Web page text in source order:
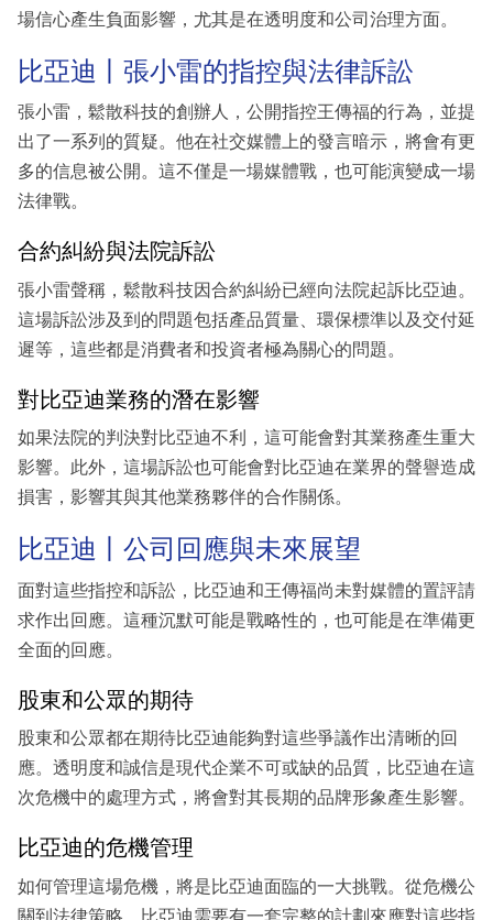
場信心產生負面影響，尤其是在透明度和公司治理方面。
比亞迪丨張小雷的指控與法律訴訟
張小雷，鬆散科技的創辦人，公開指控王傳福的行為，並提
出了一系列的質疑。他在社交媒體上的發言暗示，將會有更
多的信息被公開。這不僅是一場媒體戰，也可能演變成一場
法律戰。
合約糾紛與法院訴訟
張小雷聲稱，鬆散科技因合約糾紛已經向法院起訴比亞迪。
這場訴訟涉及到的問題包括產品質量、環保標準以及交付延
遲等，這些都是消費者和投資者極為關心的問題。
對比亞迪業務的潛在影響
如果法院的判決對比亞迪不利，這可能會對其業務產生重大
影響。此外，這場訴訟也可能會對比亞迪在業界的聲譽造成
損害，影響其與其他業務夥伴的合作關係。
比亞迪丨公司回應與未來展望
面對這些指控和訴訟，比亞迪和王傳福尚未對媒體的置評請
求作出回應。這種沉默可能是戰略性的，也可能是在準備更
全面的回應。
股東和公眾的期待
股東和公眾都在期待比亞迪能夠對這些爭議作出清晰的回
應。透明度和誠信是現代企業不可或缺的品質，比亞迪在這
次危機中的處理方式，將會對其長期的品牌形象產生影響。
比亞迪的危機管理
如何管理這場危機，將是比亞迪面臨的一大挑戰。從危機公
關到法律策略，比亞迪需要有一套完整的計劃來應對這些指